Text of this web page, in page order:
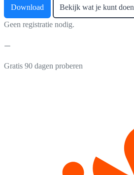
Download Bekijk wat je kunt doen
Geen registratie nodig.
Gratis 90 dagen proberen